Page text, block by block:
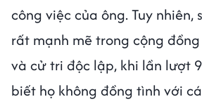
công việc của ông. Tuy nhiên,
rất mạnh mẽ trong cộng
và cử tri độc lập, khi lần lượt
biết họ không đồng tình với